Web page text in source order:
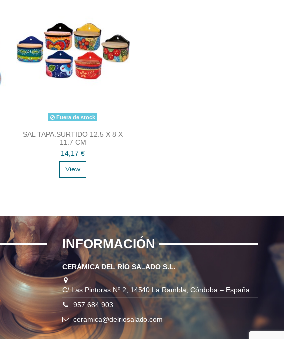
Fuera de stock
SAL TAPA.SURTIDO 12.5 X 8 X
11.7 CM
14,17 €
View
INFORMACIÓN
CERÁMICA DEL RÍO SALADO S.L.
C/ Las Pintoras Nº 2, 14540 La Rambla, Córdoba – España
957 684 903
ceramica@delriosalado.com